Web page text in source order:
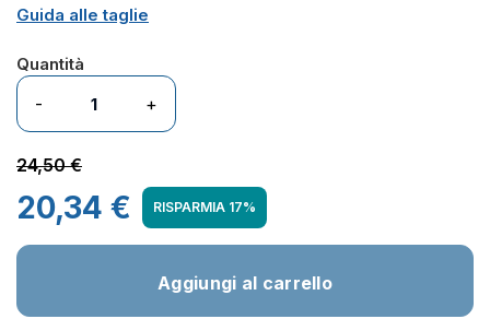
Guida alle taglie
Quantità
- +
24,50 €
20,34 € RISPARMIA 17%
Aggiungi al carrello